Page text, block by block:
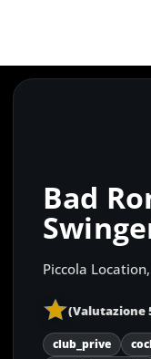
Bad
Piccola
(Valutazione
club_prive